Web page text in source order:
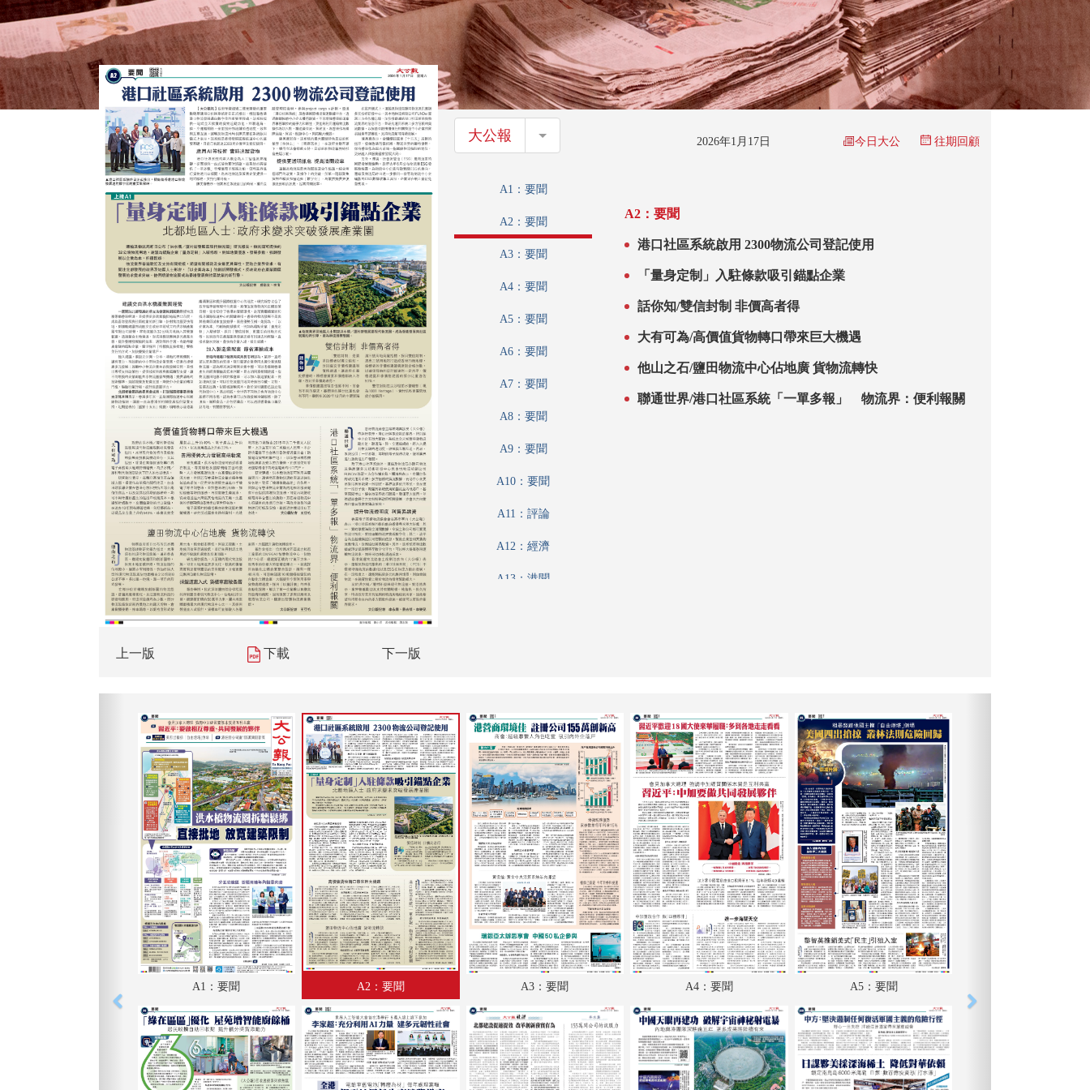
上一版 下載 下一版
大公報 大公報 2026年1月17日 今日大公 往期回顧
A1：要聞
A2：要聞
A3：要聞
A4：要聞
A5：要聞
A6：要聞
A7：要聞
A8：要聞
A9：要聞
A10：要聞
A11：評論
A12：經濟
A13：港聞
A18：經濟
A19：體育
A20：國際
B1：體育
B3：副刊
B4：經濟
A2：要聞
港口社區系統啟用 2300物流公司登記使用
「量身定制」入駐條款吸引錨點企業
話你知/雙信封制 非價高者得
大有可為/高價值貨物轉口帶來巨大機遇
他山之石/鹽田物流中心佔地廣 貨物流轉快
聯通世界/港口社區系統「一單多報」 物流界：便利報關
A1：要聞 A2：要聞 A3：要聞 A4：要聞 A5：要聞